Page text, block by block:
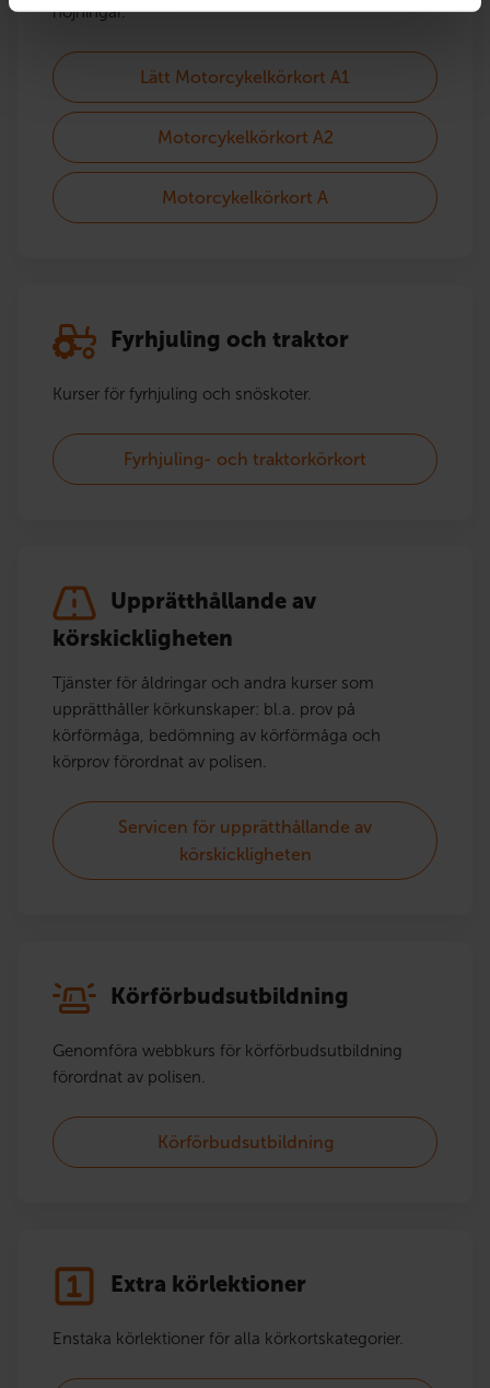
höjningar.
Lätt Motorcykelkörkort A1
Motorcykelkörkort A2
Motorcykelkörkort A
Fyrhjuling och traktor
Kurser för fyrhjuling och snöskoter.
Fyrhjuling- och traktorkörkort
Upprätthållande av
körskickligheten
Tjänster för åldringar och andra kurser som
upprätthåller körkunskaper: bl.a. prov på
körförmåga, bedömning av körförmåga och
körprov förordnat av polisen.
Servicen för upprätthållande av
körskickligheten
Körförbudsutbildning
Genomföra webbkurs för körförbudsutbildning
förordnat av polisen.
Körförbudsutbildning
Extra körlektioner
Enstaka körlektioner för alla körkortskategorier.